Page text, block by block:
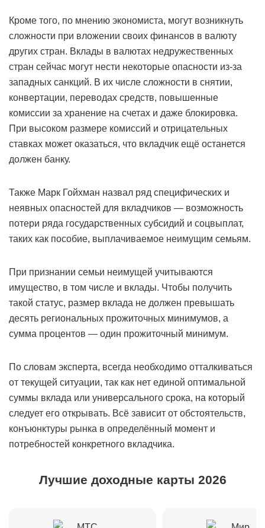
Кроме того, по мнению экономиста, могут возникнуть
сложности при вложении своих финансов в валюту
других стран. Вклады в валютах недружественных
стран сейчас могут нести некоторые опасности из-за
западных санкций. В их числе сложности в снятии,
конвертации, переводах средств, повышенные
комиссии за хранение на счетах и даже блокировка.
При высоком размере комиссий и отрицательных
ставках может оказаться, что вкладчик ещё останется
должен банку.
Также Марк Гойхман назвал ряд специфических и
неявных опасностей для вкладчиков — возможность
потери ряда государственных субсидий и соцвыплат,
таких как пособие, выплачиваемое неимущим семьям.
При признании семьи неимущей учитываются
имущество, в том числе и вклады. Чтобы получить
такой статус, размер вклада не должен превышать
десять региональных прожиточных минимумов, а
сумма процентов — один прожиточный минимум.
По словам эксперта, всегда необходимо отталкиваться
от текущей ситуации, так как нет единой оптимальной
суммы вклада или универсального срока, на который
следует его открывать. Всё зависит от обстоятельств,
конъюнктуры рынка в определённый момент и
потребностей конкретного вкладчика.
Лучшие доходные карты 2026